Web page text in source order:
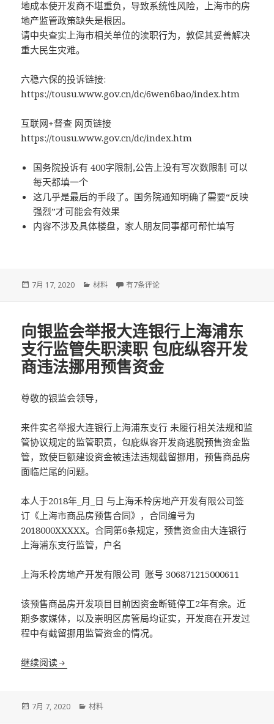
地成本使开发商不堪重负，导致系统性风险，上海市的房
地产监管政策缺失是根因。
请中央查实上海市相关单位的渎职行为，敦促其妥善解决
重大民生灾难。
六稳六保的投诉链接:
https://tousu.www.gov.cn/dc/6wen6bao/index.htm
互联网+督查 网页链接
https://tousu.www.gov.cn/dc/index.htm
国务院投诉有 400字限制,公告上没有写次数限制 可以
每天都填一个
这几乎是最后的手段了。国务院通知明确了需要“反映
强烈”才可能会有效果
内容不涉及具体楼盘，家人朋友同事都可帮忙填写
发
7月 17, 2020
分
材料 国务院 举报上海市委住建委渎职 上海市至
有7条评论
向银监会举报大连银行上海浦东
支行监管失职渎职 包庇纵容开发
商违法挪用预售资金
尊敬的银监会领导，
来件实名举报大连银行上海浦东支行 未履行相关法规和监
管协议规定的监管职责，包庇纵容开发商逃脱预售资金监
管，致使巨额建设资金被违法违规截留挪用，预售商品房
面临烂尾的问题。
本人于2018年_月_日 与上海禾柃房地产开发有限公司签
订《上海市商品房预售合同》，合同编号为
2018000XXXXX。合同第6条规定，预售资金由大连银行
上海浦东支行监管，户名
上海禾柃房地产开发有限公司 账号 306871215000611
该预售商品房开发项目目前因资金断链停工2年有余。近
期多家媒体，以及崇明区房管局均证实，开发商在开发过
程中有截留挪用监管资金的情况。
继续阅读向银监会举报大连银行上海浦东支行监管失职渎职
发
7月 7, 2020
分
材料